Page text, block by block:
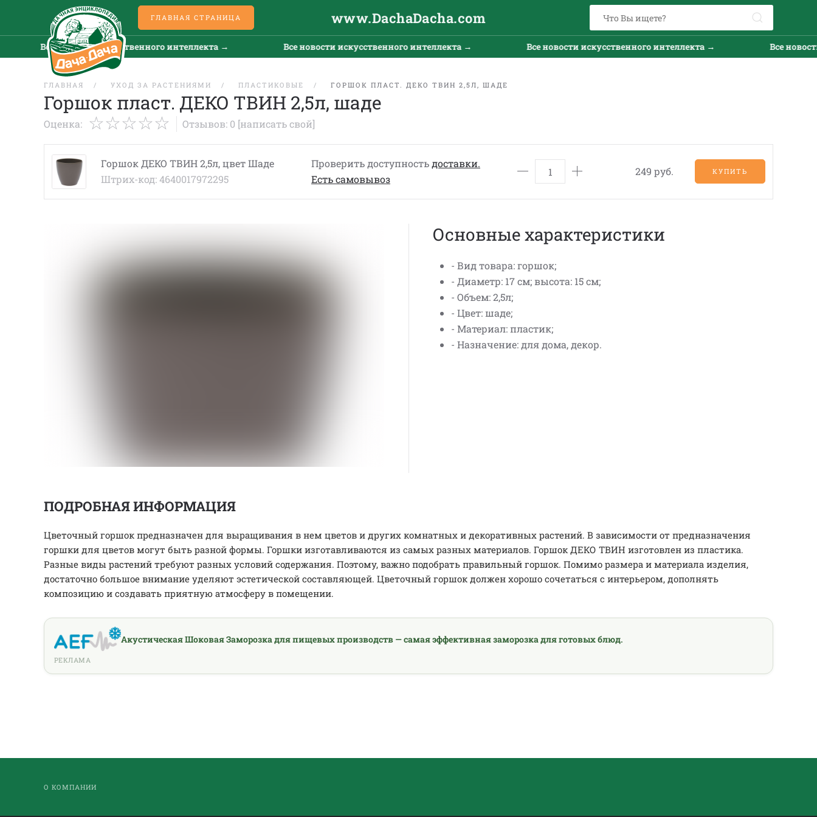
ГЛАВНАЯ СТРАНИЦА www.DachaDacha.com
Все новости искусственного интеллекта → Все новости искусственного интеллекта → Все новости искусственного интеллекта → Все
ГЛАВНАЯ УХОД ЗА РАСТЕНИЯМИ ПЛАСТИКОВЫЕ ГОРШОК ПЛАСТ. ДЕКО ТВИН 2,5Л, ШАДЕ
Горшок пласт. ДЕКО ТВИН 2,5л, шаде
Оценка: Отзывов: 0 [написать свой]
Горшок ДЕКО ТВИН 2,5л, цвет Шаде
Штрих-код: 4640017972295
Проверить доступность доставки.
Eсть cамовывоз
249 руб. КУПИТЬ
Основные характеристики
- Вид товара: горшок;
- Диаметр: 17 см; высота: 15 см;
- Объем: 2,5л;
- Цвет: шаде;
- Материал: пластик;
- Назначение: для дома, декор.
ПОДРОБНАЯ ИНФОРМАЦИЯ
Цветочный горшок предназначен для выращивания в нем цветов и других комнатных и декоративных растений. В зависимости от предназначения
горшки для цветов могут быть разной формы. Горшки изготавливаются из самых разных материалов. Горшок ДЕКО ТВИН изготовлен из пластика.
Разные виды растений требуют разных условий содержания. Поэтому, важно подобрать правильный горшок. Помимо размера и материала изделия,
достаточно большое внимание уделяют эстетической составляющей. Цветочный горшок должен хорошо сочетаться с интерьером, дополнять
композицию и создавать приятную атмосферу в помещении.
Акустическая Шоковая Заморозка для пищевых производств — самая эффективная заморозка для готовых блюд.
РЕКЛАМА
О КОМПАНИИ